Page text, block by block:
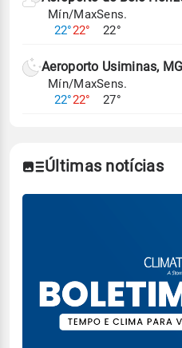
Mín/Max
22°22°
Sens.
22°
Aeroporto Usiminas, MG
Mín/Max
22°22°
Sens.
27°
Últimas notícias